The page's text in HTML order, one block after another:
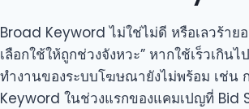
Broad Keyword ไม่ใช่ไม่ดี หรือเลวร้ายอ
เลือกใช้ให้ถูกช่วงจังหวะ” หากใช้เร็วเกิน
ทำงานของระบบโฆษณายังไม่พร้อม เช่น
Keyword ในช่วงแรกของแคมเปญที่ Bid